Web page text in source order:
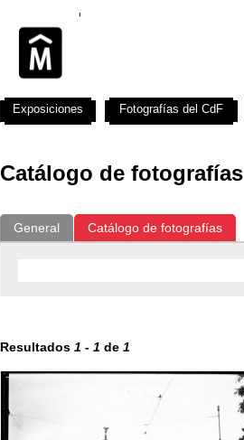
Catálogo de fotografías
General Catálogo de fotografías
Resultados 1 - 1 de 1
Exposiciones Fotografías del CdF